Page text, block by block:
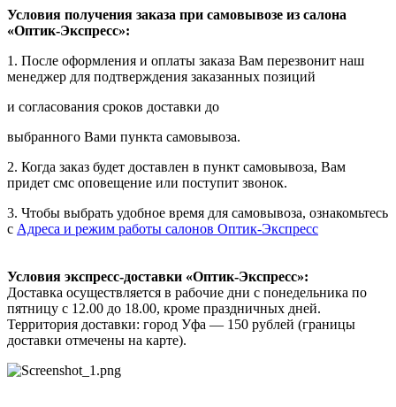
Условия получения заказа при самовывозе из салона
«Оптик-Экспресс»:
1. После оформления и оплаты заказа Вам перезвонит наш
менеджер для подтверждения заказанных позиций
и согласования сроков доставки до
выбранного Вами пункта самовывоза.
2. Когда заказ будет доставлен в пункт самовывоза, Вам
придет смс оповещение или поступит звонок.
3. Чтобы выбрать удобное время для самовывоза, ознакомьтесь
с Адреса и режим работы салонов Оптик-Экспресс
Условия экспресс-доставки «Оптик-Экспресс»:
Доставка осуществляется в рабочие дни с понедельника по
пятницу с 12.00 до 18.00, кроме праздничных дней.
Территория доставки: город Уфа — 150 рублей (границы
доставки отмечены на карте).